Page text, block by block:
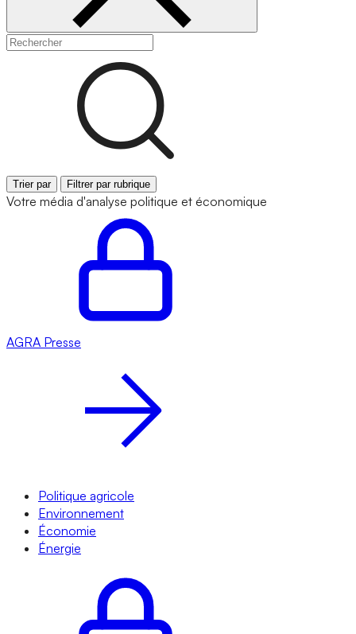
Trier par Filtrer par rubrique
Votre média d'analyse politique et économique
AGRA Presse
Politique agricole
Environnement
Économie
Énergie